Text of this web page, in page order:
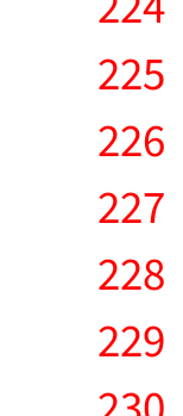
225
226
227
228
229